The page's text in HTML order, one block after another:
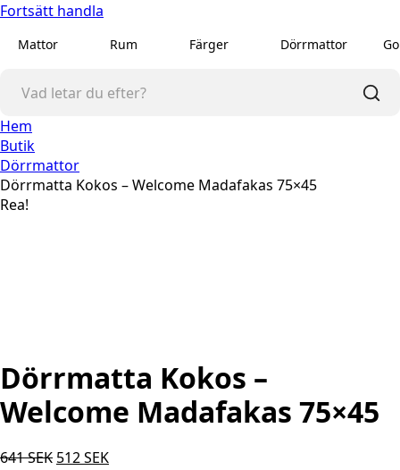
Fortsätt handla
Mattor Rum Färger Dörrmattor
Hem
Butik
Dörrmattor
Dörrmatta Kokos – Welcome Madafakas 75×45
Rea!
Dörrmatta Kokos –
Welcome Madafakas 75×45
641SEK Det
512SEKDet